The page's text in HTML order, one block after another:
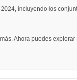
incluyendo los
Ahora puedes